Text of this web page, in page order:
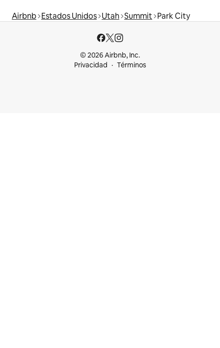
Airbnb Estados Unidos Utah Summit Park City
© 2026 Airbnb, Inc.
Privacidad
Términos